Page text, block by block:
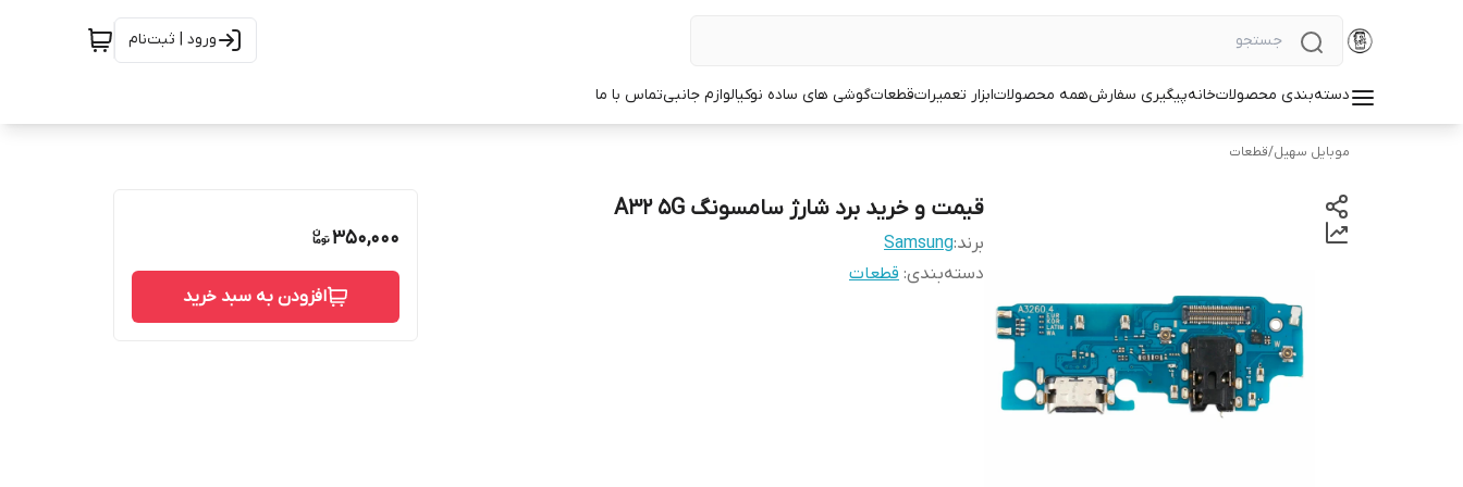
ورود | ثبت‌نام
دسته‌بندی محصولاتخانهپیگیری سفارشهمه محصولاتابزار تعمیراتقطعاتگوشی های ساده نوکیالوازم جانبیتماس با ما
موبایل سهیل/قطعات
قیمت و خرید برد شارژ سامسونگ A32 5G
برند:Samsung
دسته‌بندی: قطعات
350,000
افزودن به سبد خرید